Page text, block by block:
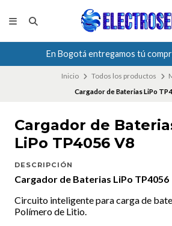
En Bogotá entregamos tú
Inicio Todos los productos
Cargador de Baterias LiPo
Cargador de
LiPo TP4056 V8
DESCRIPCIÓN
Cargador de Baterias LiPo TP4056
Circuito inteligente para carga de
Polímero de Litio.